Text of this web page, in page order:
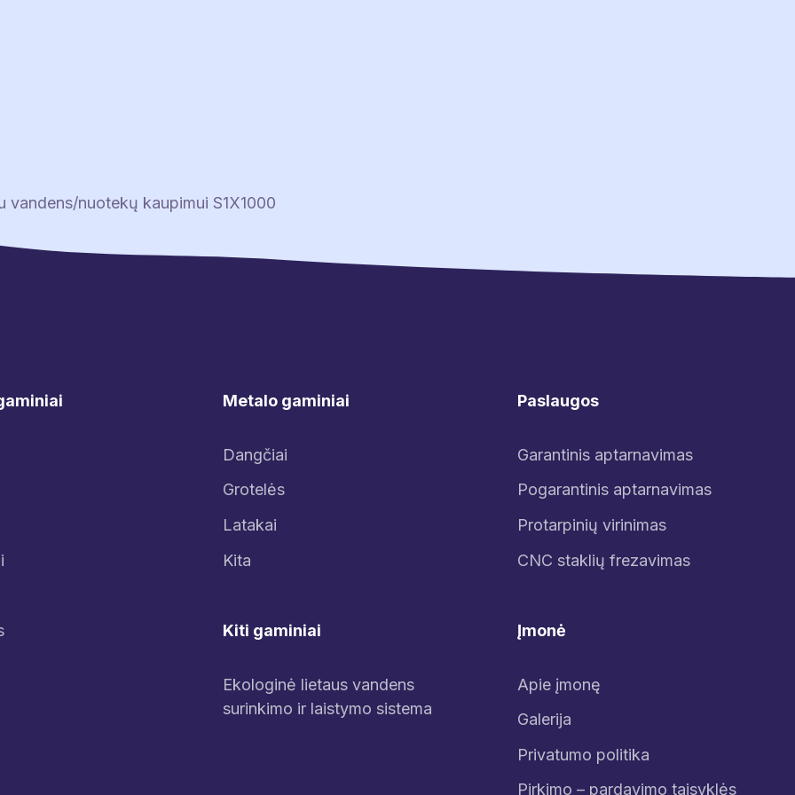
nuotekų kaupimui S1X1000
Metalo gaminiai
Dangčiai
Grotelės
Latakai
Kita
Kiti gaminiai
Ekologinė lietaus vandens
surinkimo ir laistymo sistema
Paslaugos
Garantinis aptarnavimas
Pogarantinis aptarnavimas
Protarpinių virinimas
CNC staklių frezavimas
Įmonė
Apie įmonę
Galerija
Privatumo politika
Pirkimo – pardavimo taisyklės